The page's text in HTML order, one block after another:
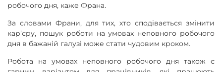
робочого дня, каже Франа.
За словами Франи, для тих, хто сподівається змінити
кар’єру, пошук роботи на умовах неповного робочого
дня в бажаній галузі може стати чудовим кроком.
Робота на умовах неповного робочого дня також є